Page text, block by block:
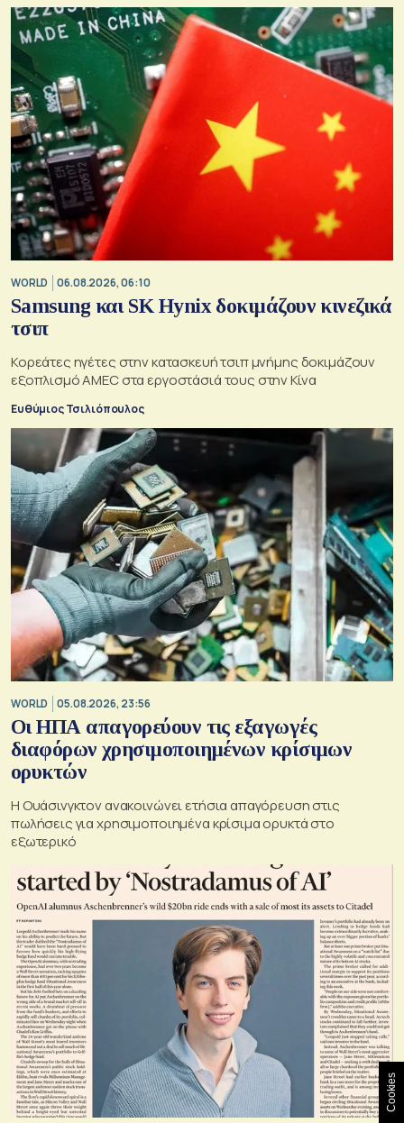
WORLD 06.08.2026, 06:10
Samsung και SK Hynix δοκιμάζουν κινεζικά
τσιπ
Κορεάτες ηγέτες στην κατασκευή τσιπ μνήμης δοκιμάζουν
εξοπλισμό AMEC στα εργοστάσιά τους στην Κίνα
Ευθύμιος Τσιλιόπουλος
WORLD 05.08.2026, 23:56
Οι ΗΠΑ απαγορεύουν τις εξαγωγές
διαφόρων χρησιμοποιημένων κρίσιμων
ορυκτών
Η Ουάσινγκτον ανακοινώνει ετήσια απαγόρευση στις
πωλήσεις για χρησιμοποιημένα κρίσιμα ορυκτά στο
εξωτερικό
Cookies